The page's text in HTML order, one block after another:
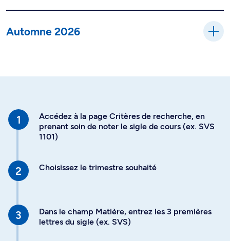
Automne 2026
Accédez à la page Critères de recherche, en
prenant soin de noter le sigle de cours (ex. SVS
1101)
Choisissez le trimestre souhaité
Dans le champ Matière, entrez les 3 premières
lettres du sigle (ex. SVS)